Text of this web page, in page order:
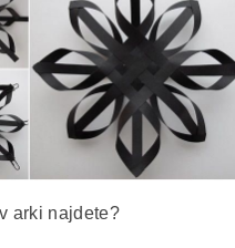
arki najdete?